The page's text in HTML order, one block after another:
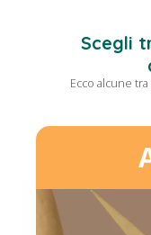
Scegli
Ecco alcune